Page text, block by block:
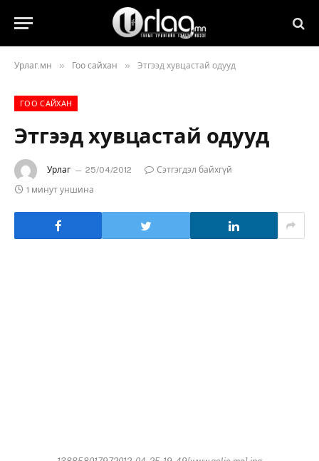
Урлаг.мн » Гоо сайхан » Этгээд хувцастай одууд
ГОО САЙХАН
Этгээд хувцастай одууд
Урлаг 25/04/2012
Сэтгэгдэл байхгүй
1 минут уншина